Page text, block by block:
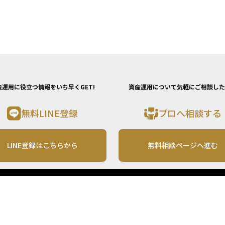
運用に役立つ情報をいち早くGET!
無料LINE登録
LINE登録はこちらから
資産運用について気軽にご相談し
プロへ相談する
無料相談ページへ進む